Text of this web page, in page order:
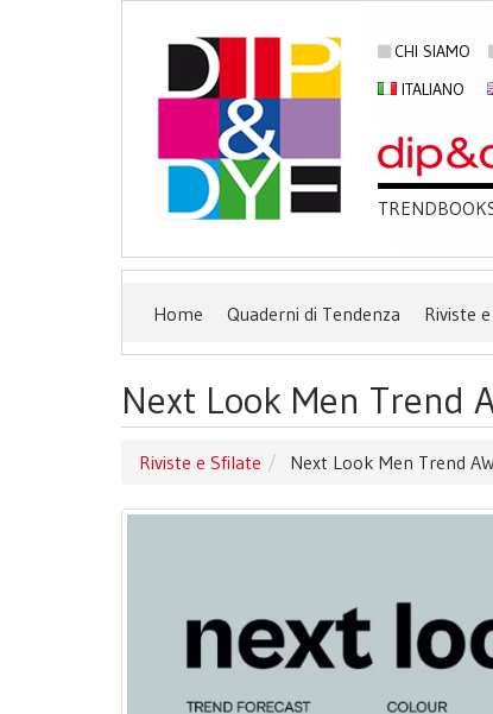
CHI SIAMO
ITALIANO
Home Quaderni di Tendenza Riviste
Next Look Men Trend
Riviste e Sfilate Next Look Men Trend